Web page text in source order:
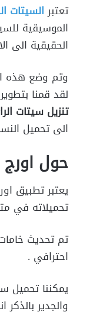
تعتبر السيتات
الموسيقية
الحقيقية الى الاورج 2024
وتم وضع هذه
لقد قمنا
تنزيل سيتات
الى تحميل
حول اورج 2022
تحميلاته في متجر بلاي الى اكثر من 100 مليون
احترافي .
والجدير